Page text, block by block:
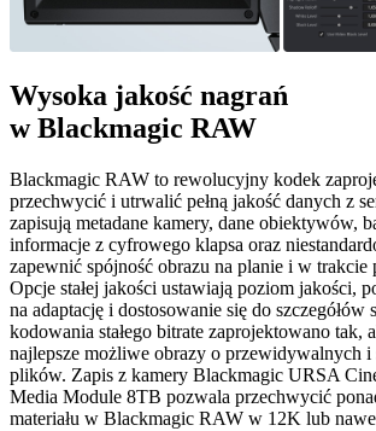
Wysoka jakość nagrań
w Blackmagic RAW
Blackmagic RAW to rewolucyjny kodek
przechwycić i utrwalić pełną jakość danych z
zapisują metadane kamery, dane obiektywów,
informacje z cyfrowego klapsa oraz
zapewnić spójność obrazu na planie i w trakcie
Opcje stałej jakości ustawiają poziom jakości,
na adaptację i dostosowanie się do szczegółów
kodowania stałego bitrate zaprojektowano tak,
najlepsze możliwe obrazy o przewidywalnych i
plików. Zapis z kamery Blackmagic URSA
Media Module 8TB pozwala przechwycić
materiału w Blackmagic RAW w 12K lub